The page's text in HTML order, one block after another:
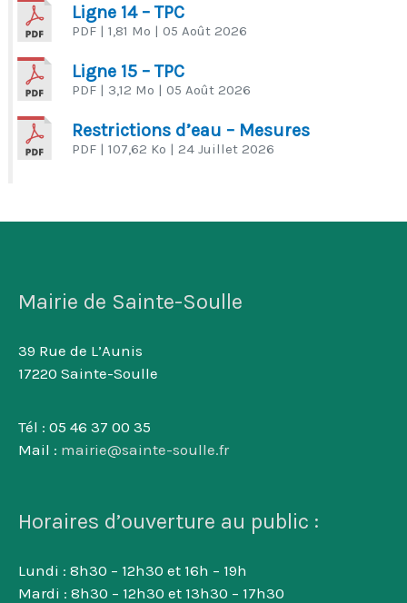
Ligne 14 – TPC
PDF | 1,81 Mo | 05 Août 2026
Ligne 15 – TPC
PDF | 3,12 Mo | 05 Août 2026
Restrictions d’eau – Mesures
PDF | 107,62 Ko | 24 Juillet 2026
Mairie de Sainte-Soulle
39 Rue de L’Aunis
17220 Sainte-Soulle
Tél : 05 46 37 00 35
Mail : mairie@sainte-soulle.fr
Horaires d’ouverture au public :
Lundi : 8h30 – 12h30 et 16h – 19h
Mardi : 8h30 – 12h30 et 13h30 – 17h30